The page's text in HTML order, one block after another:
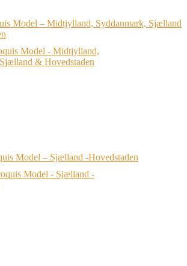
Model – Midtjylland, Syddanmark, Sjælland
Model – Sjælland -Hovedstaden